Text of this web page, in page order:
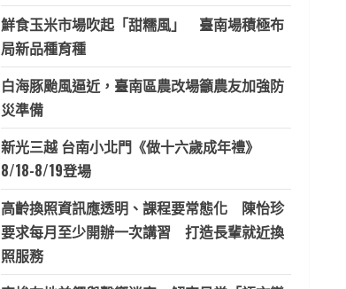
鮮食玉米市場吹起「甜糯風」 臺南場積極布
局新品種育種
白海豚颱風逼近，臺南區農改場籲農友加強防
災準備
新光三越 台南小北門《做十六歲成年禮》
8/18-8/19登場
高齡換照資訊應透明、課程要常態化 陳怡珍
要求每月至少開辦一次講習 打造長輩就近換
照服務